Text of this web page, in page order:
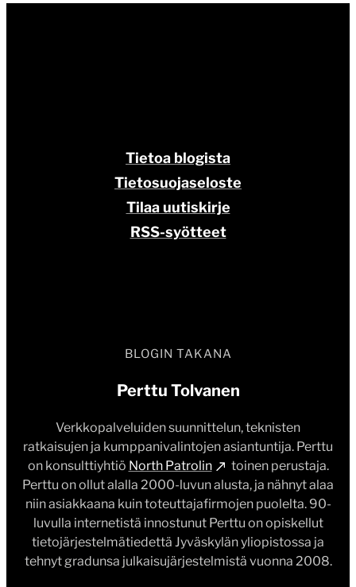
BLOGIN TAKANA
Perttu Tolvanen
Verkkopalveluiden suunnittelun, teknisten
ratkaisujen ja kumppanivalintojen asiantuntija. Perttu
on konsulttiyhtiö North Patrolin
toinen perustaja.
Perttu on ollut alalla 2000-luvun alusta, ja nähnyt alaa
niin asiakkaana kuin toteuttajafirmojen puolelta. 90-
luvulla internetistä innostunut Perttu on opiskellut
tietojärjestelmätiedettä Jyväskylän yliopistossa ja
tehnyt gradunsa julkaisujärjestelmistä vuonna 2008.
Tietoa blogista
Tietosuojaseloste
Tilaa uutiskirje
RSS-syötteet